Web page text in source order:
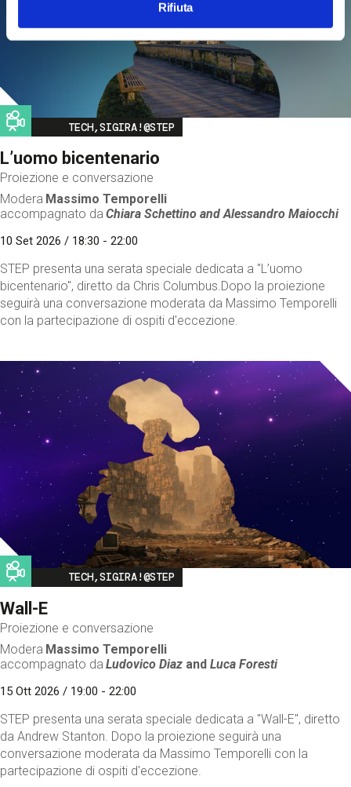
Rifiuta
Image
TECH,SIGIRA!@STEP
L’uomo bicentenario
Proiezione e conversazione
Modera Massimo Temporelli
accompagnato da Chiara Schettino andAlessandro Maiocchi
10 Set 2026 / 18:30 - 22:00
STEP presenta una serata speciale dedicata a "L’uomo
bicentenario", diretto da Chris Columbus.Dopo la proiezione
seguirà una conversazione moderata da Massimo Temporelli
con la partecipazione di ospiti d'eccezione.
Image
TECH,SIGIRA!@STEP
Wall-E
Proiezione e conversazione
Modera Massimo Temporelli
accompagnato da Ludovico Diaz andLuca Foresti
15 Ott 2026 / 19:00 - 22:00
STEP presenta una serata speciale dedicata a "Wall-E", diretto
da Andrew Stanton. Dopo la proiezione seguirà una
conversazione moderata da Massimo Temporelli con la
partecipazione di ospiti d'eccezione.